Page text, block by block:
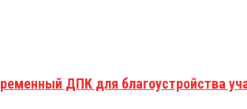
ДПК для благоустройства